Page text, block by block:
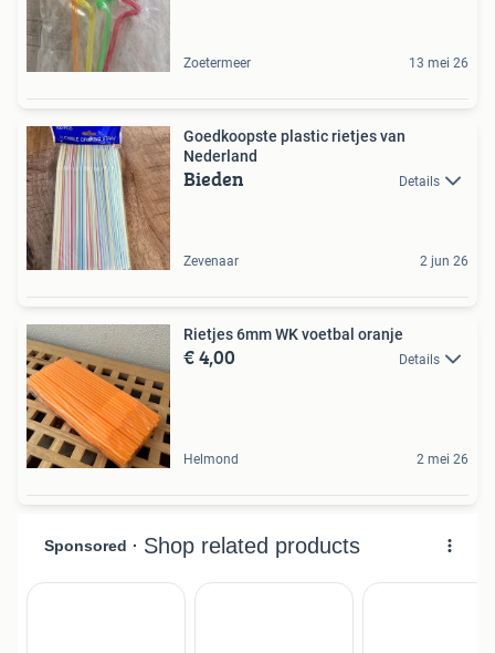
Zoetermeer 13 mei 26
Goedkoopste plastic rietjes van
Nederland
Bieden Details
Zevenaar 2 jun 26
Rietjes 6mm WK voetbal oranje
€ 4,00 Details
Helmond 2 mei 26